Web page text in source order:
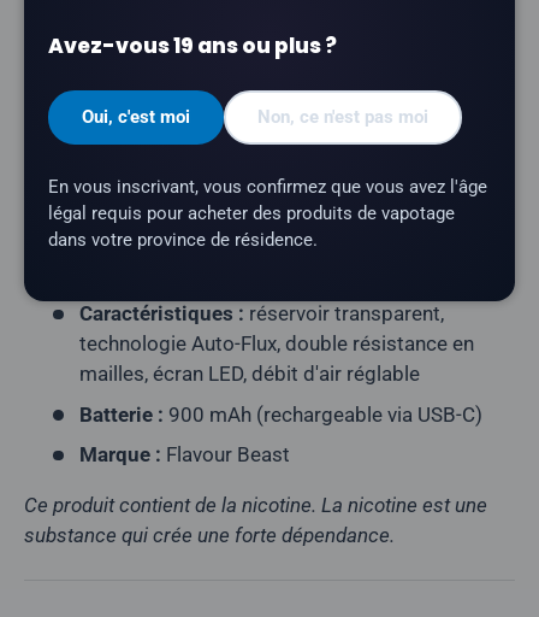
Capacité en e-liquide :17 ml
Teneur en nicotine :20 mg/ml
Profil aromatique :
menthe poivrée, glace
Résistance de la résistance :
résistance à
double maillage
Modes d'alimentation :Eco (9,5 W) · Turbo (18
Caractéristiques : réservoir transparent,
technologie Auto-Flux, double résistance en
mailles, écran LED, débit d'air réglable
Batterie : 900 mAh (rechargeable via USB-C)
Marque : Flavour Beast
Ce produit contient de la nicotine. La nicotine est une
substance qui crée une forte dépendance.
Avez-vous 19 ans ou plus ?
Oui, c'est moi Non, ce n'est pas moi
En vous inscrivant, vous confirmez que vous avez l'âge
légal requis pour acheter des produits de vapotage
dans votre province de résidence.